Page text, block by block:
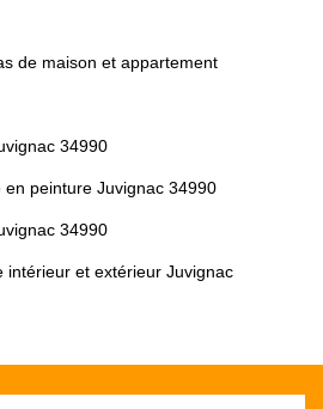
de maison et appartement
34990
en peinture Juvignac 34990
34990
intérieur et extérieur Juvignac